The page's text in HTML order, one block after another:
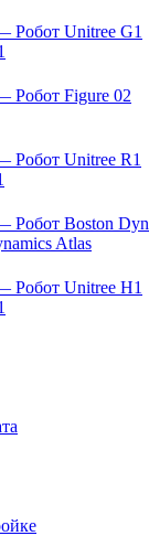
Atlas